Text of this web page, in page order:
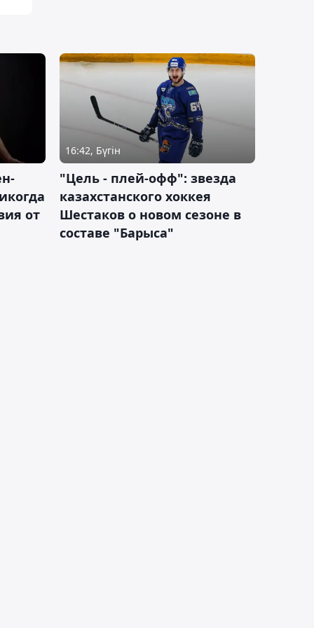
от
16:42, Бүгін
"Цель - плей-офф": звезда
казахстанского хоккея
Шестаков о новом сезоне в
составе "Барыса"